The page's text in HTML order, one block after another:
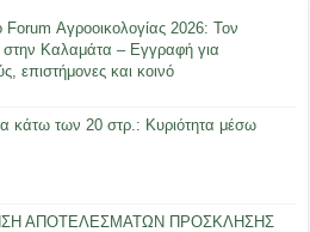
Forum Αγροοικολογίας 2026: Τον
στην Καλαμάτα – Εγγραφή για
επιστήμονες και κοινό
κάτω των 20 στρ.: Κυριότητα μέσω
ΑΠΟΤΕΛΕΣΜΑΤΩΝ ΠΡΟΣΚΛΗΣΗΣ